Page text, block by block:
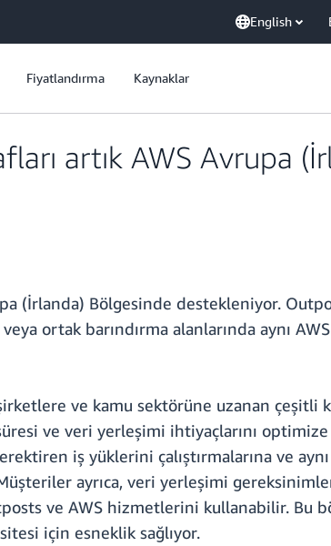
English
Fiyatlandırma Kaynaklar
artık AWS Avrupa
(İrlanda) Bölgesinde destekleniyor.
ortak barındırma alanlarında aynı
ve kamu sektörüne uzanan çeşitli
ve veri yerleşimi ihtiyaçlarını
iş yüklerini çalıştırmalarına ve
ayrıca, veri yerleşimi
ve AWS hizmetlerini kullanabilir. Bu
için esneklik sağlıyor.